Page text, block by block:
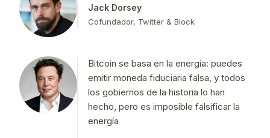
Jack Dorsey
Cofundador, Twitter & Block
Bitcoin se basa en la energía: puedes
emitir moneda fiduciaria falsa, y todos
los gobiernos de la historia lo han
hecho, pero es imposible falsificar la
energía